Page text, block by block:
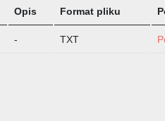
Opis Format pliku
- TXT